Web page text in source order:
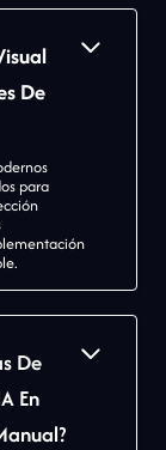
De
para
De
En